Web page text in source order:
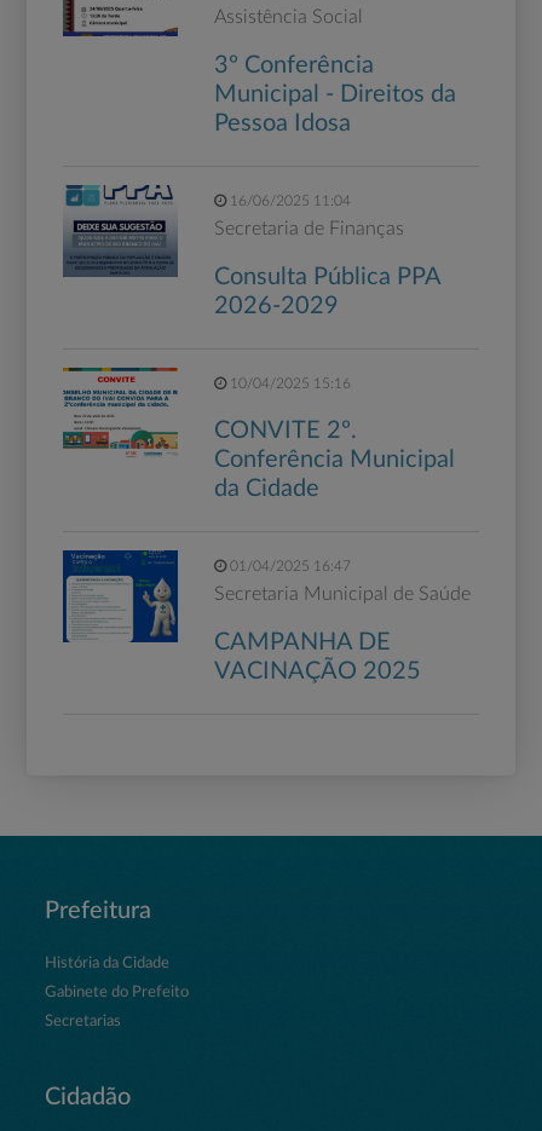
Assistência Social
3º Conferência
Municipal - Direitos da
Pessoa Idosa
16/06/2025 11:04
Secretaria de Finanças
Consulta Pública PPA
2026-2029
10/04/2025 15:16
CONVITE 2º.
Conferência Municipal
da Cidade
01/04/2025 16:47
Secretaria Municipal de Saúde
CAMPANHA DE
VACINAÇÃO 2025
Prefeitura
História da Cidade
Gabinete do Prefeito
Secretarias
Cidadão